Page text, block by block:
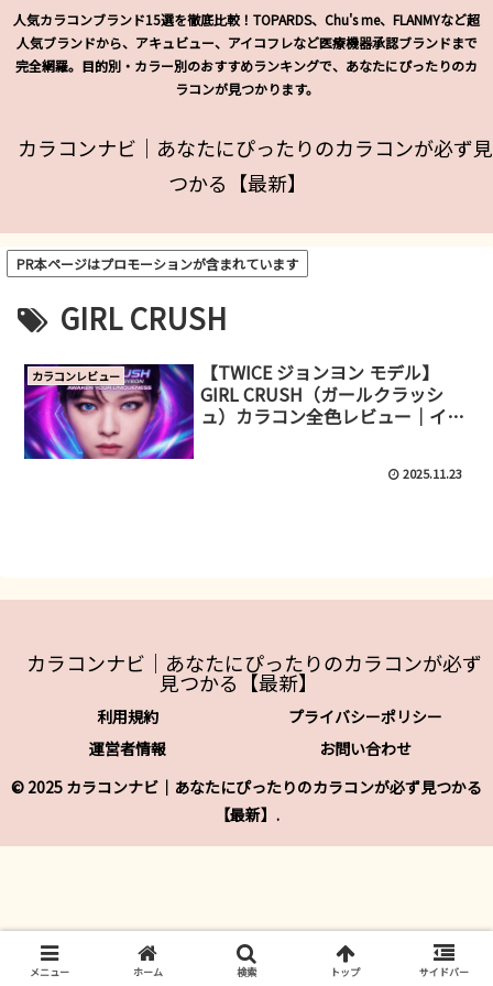
人気カラコンブランド15選を徹底比較！TOPARDS、Chu's me、FLANMYなど超
人気ブランドから、アキュビュー、アイコフレなど医療機器承認ブランドまで
完全網羅。目的別・カラー別のおすすめランキングで、あなたにぴったりのカ
ラコンが見つかります。
カラコンナビ｜あなたにぴったりのカラコンが必ず見
つかる【最新】
PR本ページはプロモーションが含まれています
GIRL CRUSH
カラコンレビュー
【TWICE ジョンヨン モデル】
GIRL CRUSH（ガールクラッシ
ュ）カラコン全色レビュー｜イエ
2025.11.23
カラコンナビ｜あなたにぴったりのカラコンが必ず
見つかる【最新】
利用規約
プライバシーポリシー
運営者情報
お問い合わせ
© 2025 カラコンナビ｜あなたにぴったりのカラコンが必ず見つかる
【最新】.
メニュー ホーム 検索 トップ サイドバー